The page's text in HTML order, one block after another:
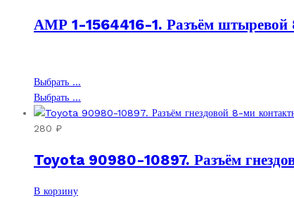
550 ₽
АМР 1-1564416-1. Разъём штыревой
Выбрать ...
имеет
Опции
Выбрать ...
товар
вариаций.
280 ₽
Toyota 90980-10897. Разъём
В корзину